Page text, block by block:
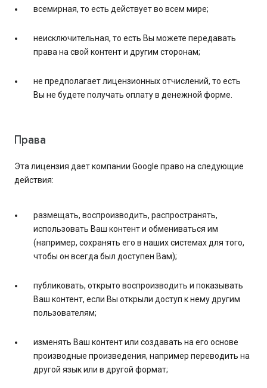
всемирная, то есть действует во всем мире;
неисключительная, то есть Вы можете передавать
права на свой контент и другим сторонам;
не предполагает лицензионных отчислений, то есть
Вы не будете получать оплату в денежной форме.
Права
Эта лицензия дает компании Google право на следующие
действия:
размещать, воспроизводить, распространять,
использовать Ваш контент и обмениваться им
(например, сохранять его в наших системах для того,
чтобы он всегда был доступен Вам);
публиковать, открыто воспроизводить и показывать
Ваш контент, если Вы открыли доступ к нему другим
пользователям;
изменять Ваш контент или создавать на его основе
производные произведения, например переводить на
другой язык или в другой формат;